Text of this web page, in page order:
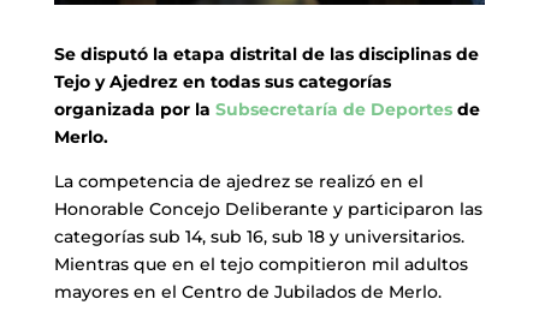
Se disputó la etapa distrital de las disciplinas de
Tejo y Ajedrez en todas sus categorías
organizada por la Subsecretaría de Deportesde
Merlo.
La competencia de ajedrez se realizó en el
Honorable Concejo Deliberante y participaron las
categorías sub 14, sub 16, sub 18 y universitarios.
Mientras que en el tejo compitieron mil adultos
mayores en el Centro de Jubilados de Merlo.